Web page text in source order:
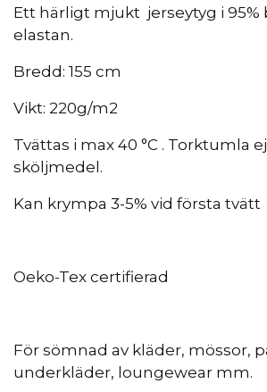
Ett härligt mjukt jerseytyg i 95%
elastan.
Bredd: 155 cm
Vikt: 220g/m2
Tvättas i max 40 °C . Torktumla
sköljmedel.
Kan krympa 3-5% vid första tvätt
Oeko-Tex certifierad
För sömnad av kläder, mössor,
underkläder, loungewear mm.